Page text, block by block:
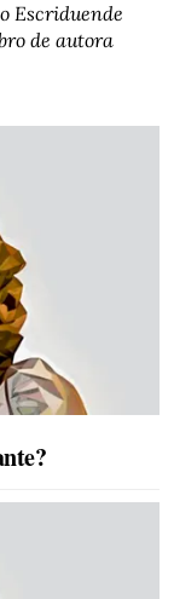
Escriduende
de autora